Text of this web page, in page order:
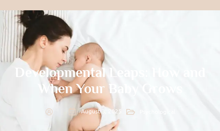
Developmental Leaps: How and
When Your Baby Grows
August 3, 2025